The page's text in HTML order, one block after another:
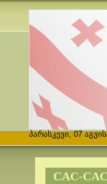
პარასკევი, 07
CAC-